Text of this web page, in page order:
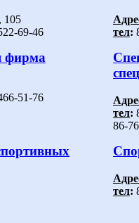
105
69-46
тел:
фирма
51-76
тел:
86-76
тел: